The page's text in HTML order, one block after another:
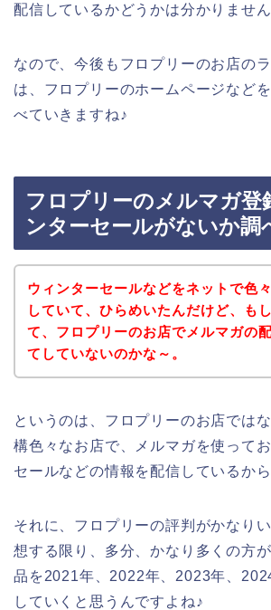
配信しているかどうかは分かりません
なので、今後もフロプリーのお店の
は、フロプリーのホームページなど
べていきますね♪
フロプリーのメルマガ登
ンターセールがないか調
ウィンターセールなどをネットで色
していて、ひらめいたんだけど、も
て、フロプリーのお店でメルマガの
てしていないのかな～。
というのは、フロプリーのお店では
構色々なお店で、メルマガを使って
セールなどの情報を配信しているから
それに、フロプリーの評判がかなり
想する限り、多分、かなり多くの方
品を2021年、2022年、2023年、
していくと思うんですよね♪